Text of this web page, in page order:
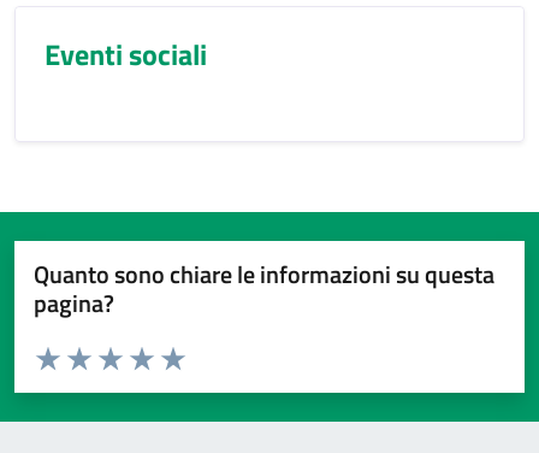
Eventi sociali
Quanto sono chiare le informazioni su questa
pagina?
Valuta da 1 a 5 stelle la pagina
Valuta 5 stelle su 5
Valuta 4 stelle su 5
Valuta 3 stelle su 5
Valuta 2 stelle su 5
Valuta 1 stelle su 5